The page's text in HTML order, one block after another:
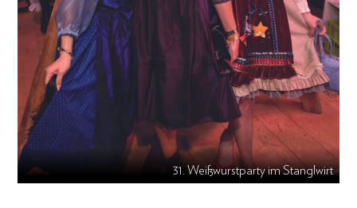
31. Weißwurstparty im Stanglwirt